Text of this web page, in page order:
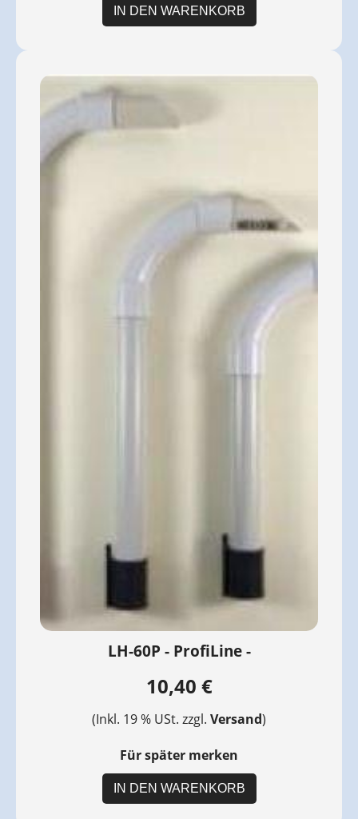
IN DEN WARENKORB
LH-60P - ProfiLine -
10,40 €
(Inkl. 19 % USt. zzgl. Versand)
Für später merken
IN DEN WARENKORB